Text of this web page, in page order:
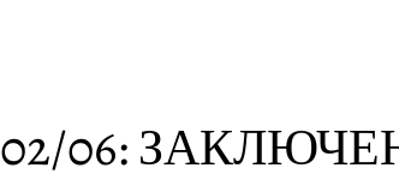
02/06: